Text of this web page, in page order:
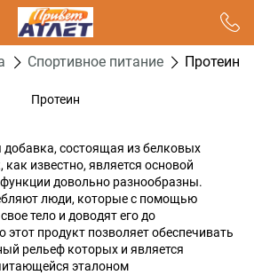
Спортивное питание Протеин
Протеин
добавка, состоящая из белковых
известно, является основой
довольно разнообразны.
люди, которые с помощью
тело и доводят его до
продукт позволяет обеспечивать
рельеф которых и является
эталоном